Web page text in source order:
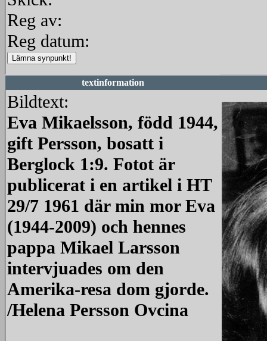
Reg av:
Reg datum:
textinformation
Bildtext:
Eva Mikaelsson, född 1944,
gift Persson, bosatt i
Berglock 1:9. Fotot är
publicerat i en artikel i HT
29/7 1961 där min mor Eva
(1944-2009) och hennes
pappa Mikael Larsson
intervjuades om den
Amerika-resa dom gjorde.
/Helena Persson Ovcina